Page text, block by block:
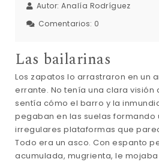
Autor: Analía Rodríguez
Comentarios: 0
Las bailarinas
Los zapatos lo arrastraron en un
errante. No tenía una clara visión
sentía cómo el barro y la
pegaban en las suelas formando
irregulares plataformas que
Todo era un asco. Con espanto
acumulada, mugrienta, le